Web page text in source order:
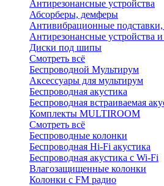
Антирезонансные устройства
Абсорберы, демферы
Антивибрационные
Антирезонансные устройства
Диски под шипы
Смотреть всё
Беспроводной Мультирум
Аксессуары для мультирум
Беспроводная акустика
Беспроводная встраиваемая
Комплекты MULTIROOM
Смотреть всё
Беспроводные колонки
Беспроводная Hi-Fi акустика
Беспроводная акустика с Wi-Fi
Влагозащищенные колонки
Колонки с FM радио